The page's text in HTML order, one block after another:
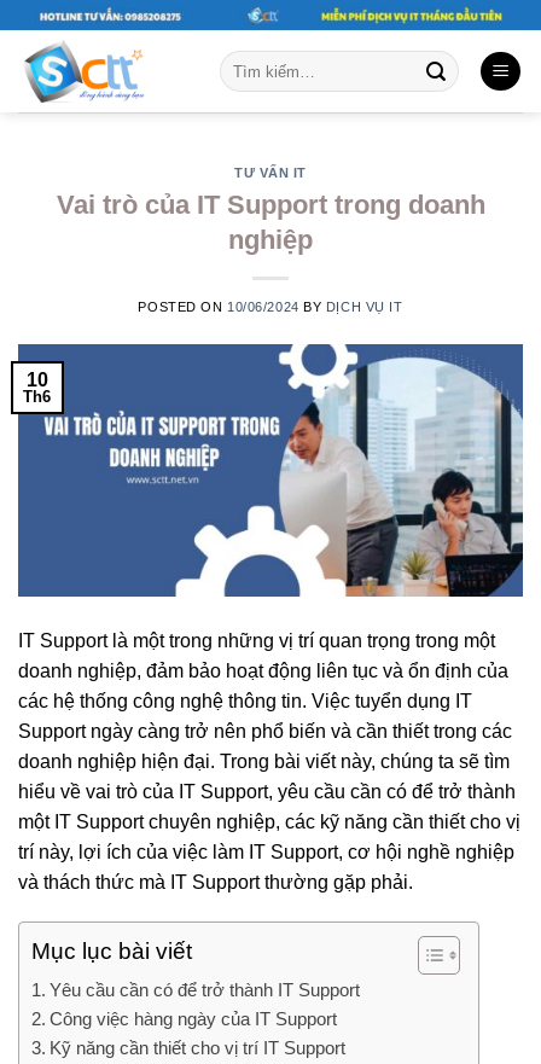
content
Tìm
kiếm:
TƯ VẤN IT
Vai trò của IT Support trong doanh
nghiệp
POSTED ON 10/06/2024 BY DỊCH VỤ IT
10
Th6
IT Support là một trong những vị trí quan trọng trong một
doanh nghiệp, đảm bảo hoạt động liên tục và ổn định của
các hệ thống công nghệ thông tin. Việc tuyển dụng IT
Support ngày càng trở nên phổ biến và cần thiết trong các
doanh nghiệp hiện đại. Trong bài viết này, chúng ta sẽ tìm
hiểu về vai trò của IT Support, yêu cầu cần có để trở thành
một IT Support chuyên nghiệp, các kỹ năng cần thiết cho vị
trí này, lợi ích của việc làm IT Support, cơ hội nghề nghiệp
và thách thức mà IT Support thường gặp phải.
Mục lục bài viết
Yêu cầu cần có để trở thành IT Support
Công việc hàng ngày của IT Support
Kỹ năng cần thiết cho vị trí IT Support